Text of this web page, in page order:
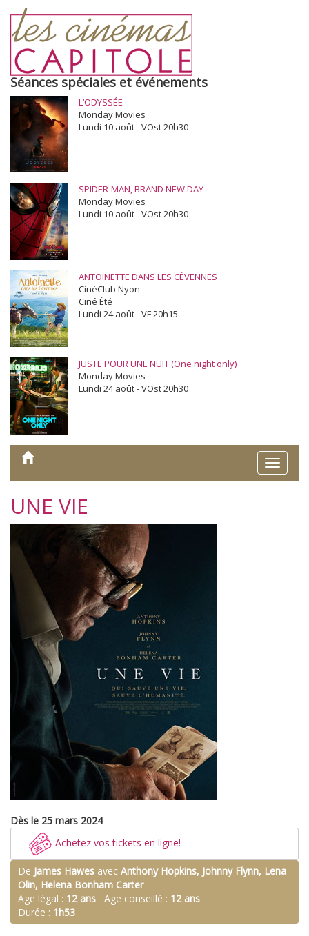
Séances spéciales et événements
L’ODYSSÉE
Monday Movies
Lundi 10 août - VOst 20h30
SPIDER-MAN, BRAND NEW DAY
Monday Movies
Lundi 10 août - VOst 20h30
ANTOINETTE DANS LES CÉVENNES
CinéClub Nyon
Ciné Été
Lundi 24 août - VF 20h15
JUSTE POUR UNE NUIT (One night only)
Monday Movies
Lundi 24 août - VOst 20h30
Toggle
UNE VIE
Dès le 25 mars 2024
Achetez vos tickets en ligne!
De James Hawes avec Anthony Hopkins, Johnny Flynn, Lena
Olin, Helena Bonham Carter
Age légal : 12 ans Age conseillé : 12 ans
Durée : 1h53